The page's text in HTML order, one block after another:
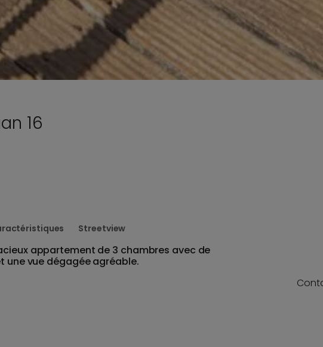
16
Streetview
appartement de 3 chambres avec de
une vue dégagée agréable.